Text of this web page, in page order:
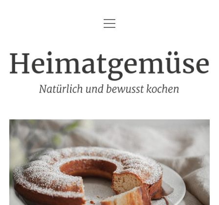
HEIMATGEMÜSE
DAS KOCHBUCH
FOODFOTOGRAFIE
REZEPTE
IMPRESSUM
DATENSCHUTZ
Menü
öffnen
Heimatgemüse